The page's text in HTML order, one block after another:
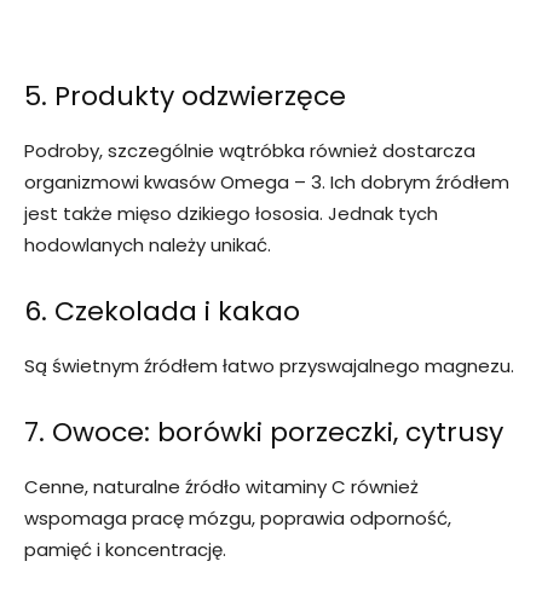
5. Produkty odzwierzęce
Podroby, szczególnie wątróbka również dostarcza
organizmowi kwasów Omega – 3. Ich dobrym źródłem
jest także mięso dzikiego łososia. Jednak tych
hodowlanych należy unikać.
6. Czekolada i kakao
Są świetnym źródłem łatwo przyswajalnego magnezu.
7. Owoce: borówki porzeczki, cytrusy
Cenne, naturalne źródło witaminy C również
wspomaga pracę mózgu, poprawia odporność,
pamięć i koncentrację.